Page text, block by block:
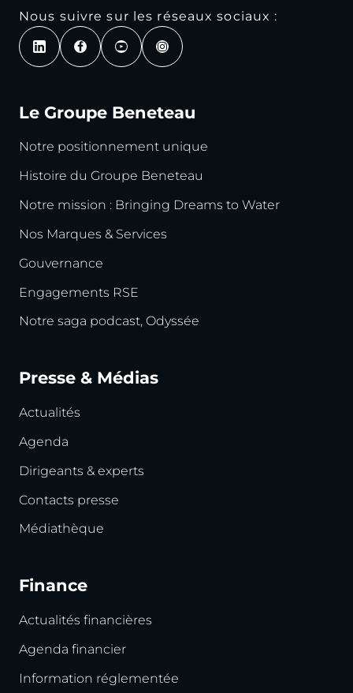
Nous suivre sur les réseaux sociaux :
Le Groupe Beneteau
Notre positionnement unique
Histoire du Groupe Beneteau
Notre mission : Bringing Dreams to Water
Nos Marques & Services
Gouvernance
Engagements RSE
Notre saga podcast, Odyssée
Presse & Médias
Actualités
Agenda
Dirigeants & experts
Contacts presse
Médiathèque
Finance
Actualités financières
Agenda financier
Information réglementée